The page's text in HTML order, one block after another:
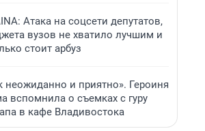
Атака на соцсети депутатов,
вузов не хватило лучшим и
стоит арбуз
неожиданно и приятно». Героиня
вспомнила о съемках с гуру
в кафе Владивостока